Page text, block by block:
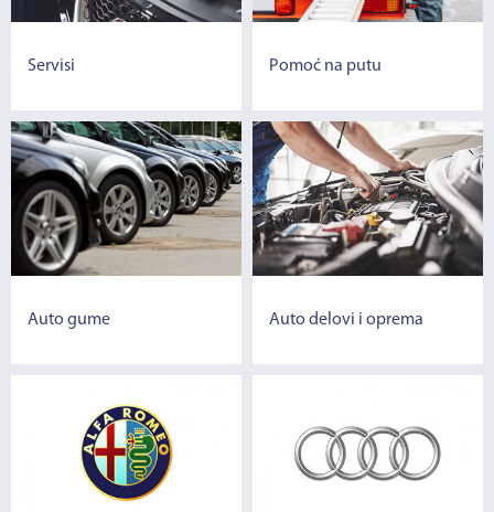
Servisi Pomoć na putu
Auto gume Auto delovi i oprema